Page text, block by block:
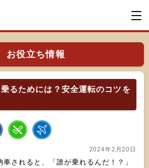
お役立ち情報
るためには？安全運転のコツを
2024年2月20日
されると、「誰が乗れるんだ！？」